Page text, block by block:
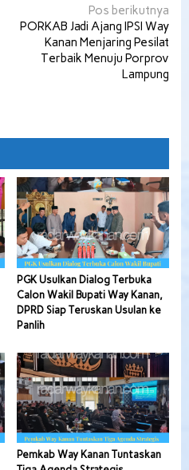
Pos berikutnya
PORKAB Jadi Ajang IPSI Way
Kanan Menjaring Pesilat
Terbaik Menuju Porprov
Lampung
PGK Usulkan Dialog Terbuka
Calon Wakil Bupati Way Kanan,
DPRD Siap Teruskan Usulan ke
Panlih
Pemkab Way Kanan Tuntaskan